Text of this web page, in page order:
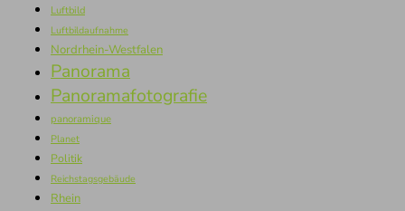
Luftbild
Luftbildaufnahme
Nordrhein-Westfalen
Panorama
Panoramafotografie
panoramique
Planet
Politik
Reichstagsgebäude
Rhein